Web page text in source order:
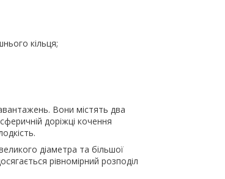
кільця;
Вони містять два
доріжці кочення
діаметра та більшої
рівномірний розподіл